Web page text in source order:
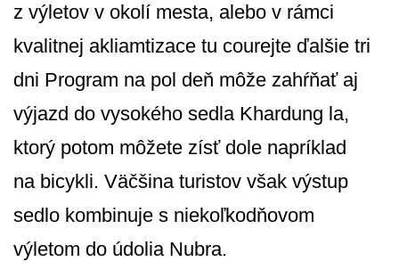
z výletov v okolí mesta, alebo v rámci
kvalitnej akliamtizace tu courejte ďalšie tri
dni Program na pol deň môže zahŕňať aj
výjazd do vysokého sedla Khardung la,
ktorý potom môžete zísť dole napríklad
na bicykli. Väčšina turistov však výstup
sedlo kombinuje s niekoľkodňovom
výletom do údolia Nubra.